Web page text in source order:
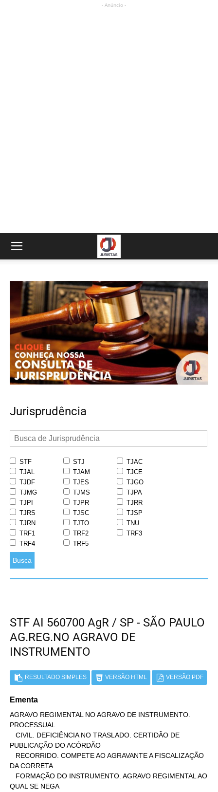
- Anúncio -
Jurisprudência
STF STJ
TJAC
TJAL
TJAM
TJCE
TJDF
TJES
TJGO
TJMG
TJMS
TJPA
TJPI
TJPR
TJRR
TJRS
TJSC
TJSP
TJRN
TJTO
TNU
TRF1
TRF2
TRF3
TRF4
TRF5
Busca
STF AI 560700 AgR / SP - SÃO PAULO
AG.REG.NO AGRAVO DE
INSTRUMENTO
RESULTADO SIMPLES VERSÃO HTML VERSÃO PDF
Ementa
AGRAVO REGIMENTAL NO AGRAVO DE INSTRUMENTO.
PROCESSUAL
PUBLICAÇÃO DO ACÓRDÃO
DA CORRETA
QUAL SE NEGA